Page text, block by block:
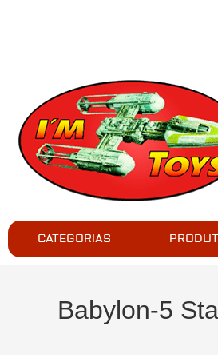
CATEGORIAS
Babylon-5